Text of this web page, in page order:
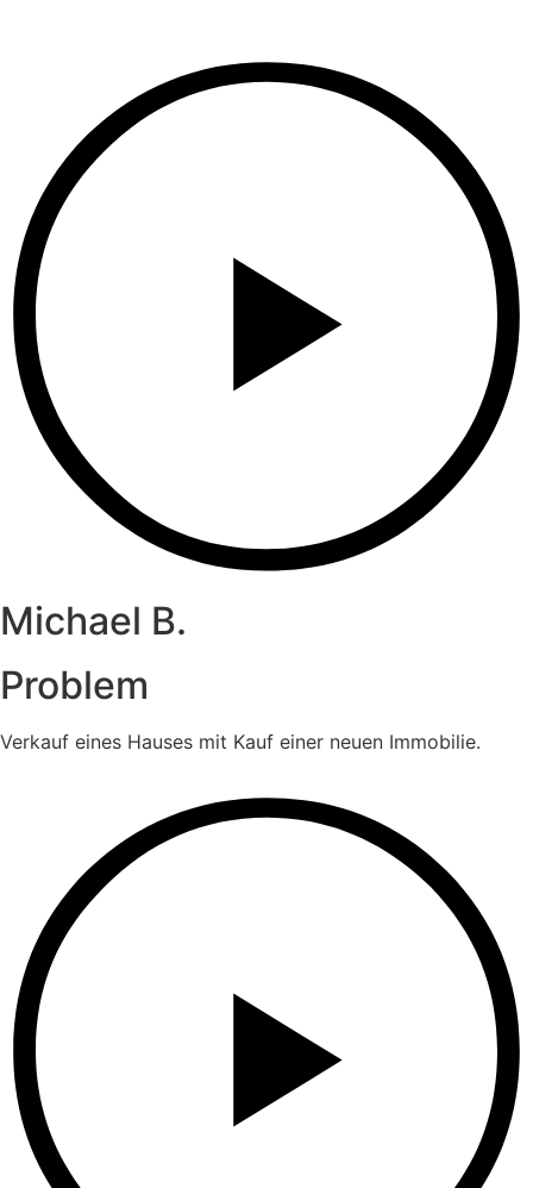
Michael B.
Problem
Verkauf eines Hauses mit Kauf einer neuen Immobilie.